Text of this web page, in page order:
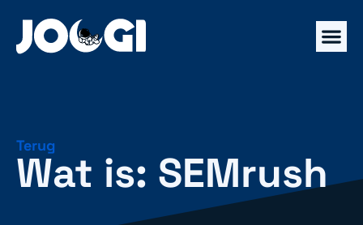
Terug
Wat is: SEMrush